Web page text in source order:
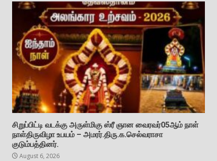
சிறுப்பிட்டி வடக்கு அருள்மிகு ஸ்ரீ ஞான வைரவர்05ஆம் நாள்
நாள்திருவிழா உபயம் – அமரர்.திரு.க.செல்வராசா
குடும்பத்தினர்.
August 6, 2026